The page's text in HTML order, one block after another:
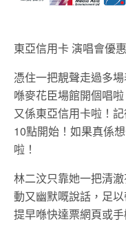
東亞信用卡 演唱會優惠
憑住一把靚聲走過多
喺麥花臣場館開個唱
又係東亞信用卡啦！
10點開始！如果真係
啦！
林二汶只靠她一把清
動又幽默嘅說話，足
提早喺快達票網頁或